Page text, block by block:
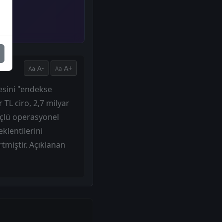
A- A+
"endekse
TL ciro, 2,7 milyar
operasyonel
Açıklanan